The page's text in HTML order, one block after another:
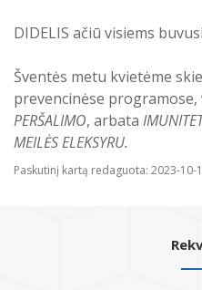
Profilaktinio
darbuotojai
DIDELIS ačiū visiems
Šventės metu kvietėme
prevencinėse
PERŠALIMO, arbata
MEILĖS ELEKSYRU.
Paskutinį kartą redaguota: 2023-10-